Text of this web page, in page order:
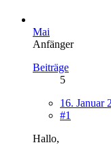
Mai
Anfänger
Beiträge
5
16. Januar
#1
Hallo,